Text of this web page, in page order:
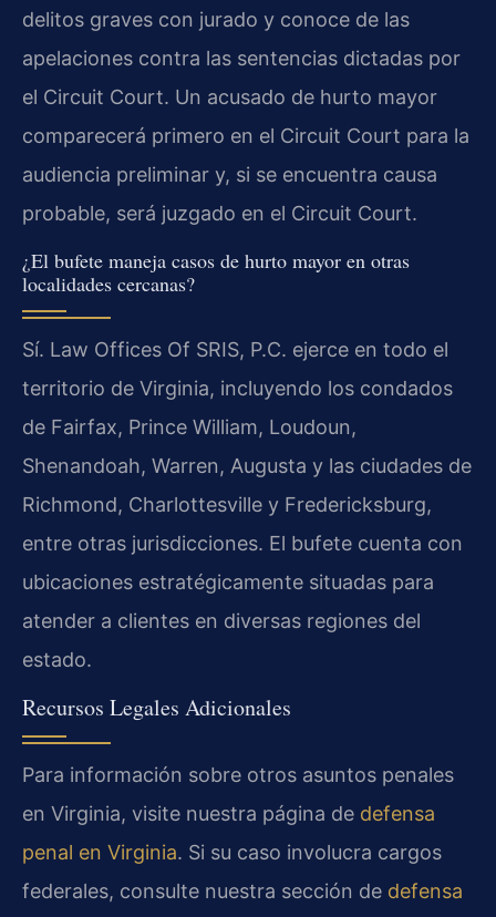
delitos graves con jurado y conoce de las
apelaciones contra las sentencias dictadas por
el Circuit Court. Un acusado de hurto mayor
comparecerá primero en el Circuit Court para la
audiencia preliminar y, si se encuentra causa
probable, será juzgado en el Circuit Court.
¿El bufete maneja casos de hurto mayor en otras
localidades cercanas?
Sí. Law Offices Of SRIS, P.C. ejerce en todo el
territorio de Virginia, incluyendo los condados
de Fairfax, Prince William, Loudoun,
Shenandoah, Warren, Augusta y las ciudades de
Richmond, Charlottesville y Fredericksburg,
entre otras jurisdicciones. El bufete cuenta con
ubicaciones estratégicamente situadas para
atender a clientes en diversas regiones del
estado.
Recursos Legales Adicionales
Para información sobre otros asuntos penales
en Virginia, visite nuestra página de defensa
penal en Virginia. Si su caso involucra cargos
federales, consulte nuestra sección de defensa